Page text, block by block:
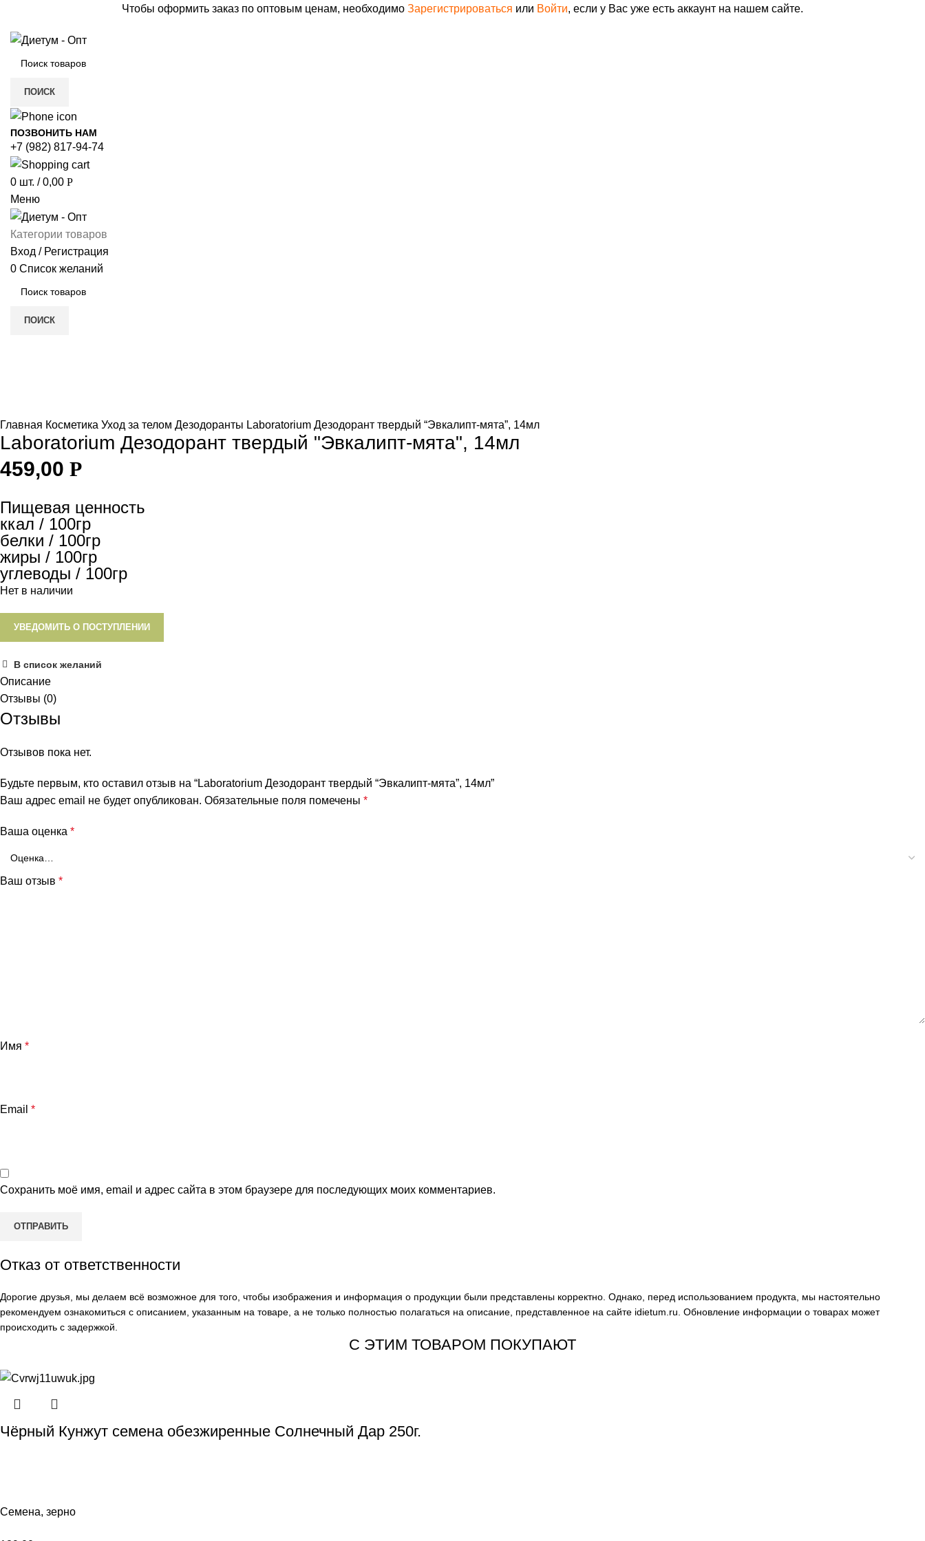
Чтобы оформить заказ по оптовым ценам, необходимо Зарегистрироваться или Войти, если у Вас уже есть аккаунт на нашем сайте.
ПОИСК
ПОЗВОНИТЬ НАМ
+7 (982) 817-94-74
0 шт. / 0,00 Р
Меню
Категории товаров
Вход / Регистрация
0 Список желаний
ПОИСК
Главная Косметика Уход за телом Дезодоранты Laboratorium Дезодорант твердый “Эвкалипт-мята”, 14мл
Laboratorium Дезодорант твердый "Эвкалипт-мята", 14мл
459,00 Р
Пищевая ценность
ккал / 100гр
белки / 100гр
жиры / 100гр
углеводы / 100гр
Нет в наличии
УВЕДОМИТЬ О ПОСТУПЛЕНИИ
В список желаний
Описание
Отзывы (0)
Отзывы
Отзывов пока нет.
Будьте первым, кто оставил отзыв на “Laboratorium Дезодорант твердый “Эвкалипт-мята”, 14мл”
Ваш адрес email не будет опубликован. Обязательные поля помечены *
Ваша оценка *
Ваш отзыв *
Имя *
Email *
Сохранить моё имя, email и адрес сайта в этом браузере для последующих моих комментариев.
Отказ от ответственности
Дорогие друзья, мы делаем всё возможное для того, чтобы изображения и информация о продукции были представлены корректно. Однако, перед использованием продукта, мы настоятельно
рекомендуем ознакомиться с описанием, указанным на товаре, а не только полностью полагаться на описание, представленное на сайте idietum.ru . Обновление информации о товарах может
происходить с задержкой.
С ЭТИМ ТОВАРОМ ПОКУПАЮТ
Чёрный Кунжут семена обезжиренные Солнечный Дар 250г.
Семена, зерно